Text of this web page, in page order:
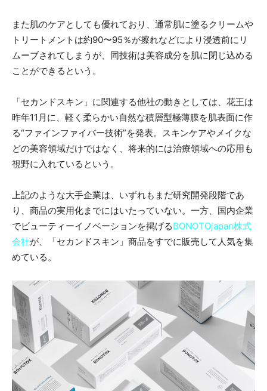
また肌のケアとしても優れており、通常肌に塗るクリームや
トリートメントは約90〜95％が擦れなどにより浸透前にリ
ムーブされてしまうが、同技術は美容成分を肌に閉じ込める
ことができるという。
「セカンドスキン」に関連する他社の動きとしては、花王は
昨年11月に、軽く柔らかい自然な積層型極薄膜を肌表面に作
る“ファインファイバー技術”を発表。スキンケアやメイクな
どの美容領域だけではなく、将来的には治療領域への応用も
視野に入れているという。
上記のような大手企業は、いずれもまだ研究開発段階であ
り、商品の実用化までにはいたっていない。一方、国内企業
でビューティーイノベーションを掲げるBONOTOjapan株式
会社が、「セカンドスキン」商品をすでに販売して人気を集
めている。